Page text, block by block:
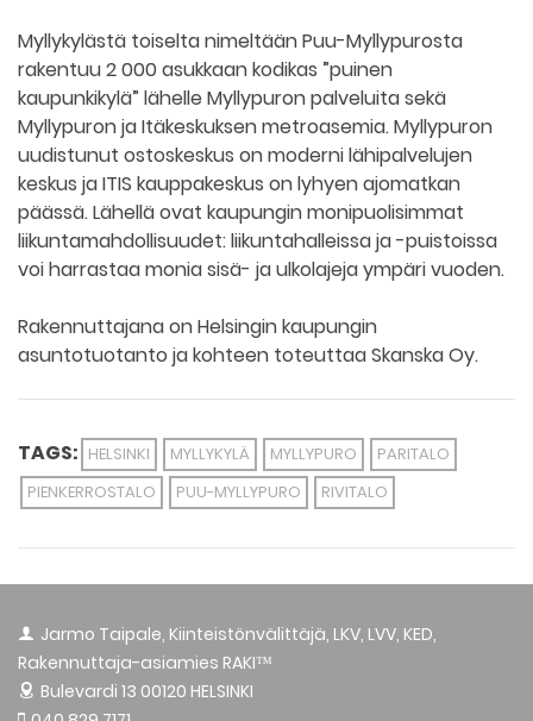
Myllykylästä toiselta nimeltään Puu-Myllypurosta
rakentuu 2 000 asukkaan kodikas ”puinen
kaupunkikylä” lähelle Myllypuron palveluita sekä
Myllypuron ja Itäkeskuksen metroasemia. Myllypuron
uudistunut ostoskeskus on moderni lähipalvelujen
keskus ja ITIS kauppakeskus on lyhyen ajomatkan
päässä. Lähellä ovat kaupungin monipuolisimmat
liikuntamahdollisuudet: liikuntahalleissa ja -puistoissa
voi harrastaa monia sisä- ja ulkolajeja ympäri vuoden.
Rakennuttajana on Helsingin kaupungin
asuntotuotanto ja kohteen toteuttaa Skanska Oy.
TAGS: HELSINKI MYLLYKYLÄ MYLLYPURO
PARITALO
PIENKERROSTALO
PUU-MYLLYPURO RIVITALO
Jarmo Taipale, Kiinteistönvälittäjä, LKV, LVV, KED,
Rakennuttaja-asiamies RAKI™
Bulevardi 13 00120 HELSINKI